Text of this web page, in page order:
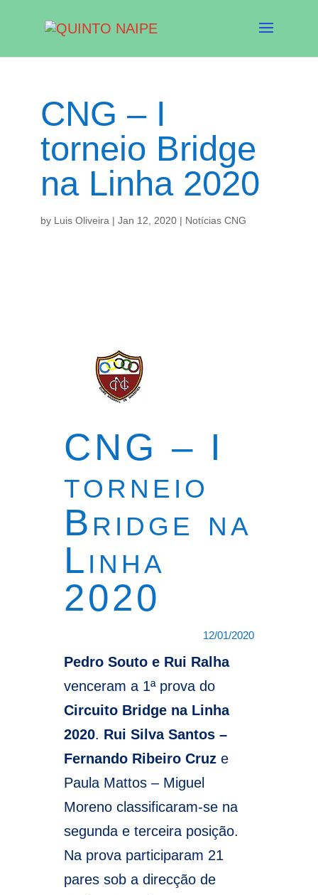
CNG – I
torneio Bridge
na Linha 2020
by Luis Oliveira | Jan 12, 2020| Notícias CNG
CNG – I
torneio
Bridge na
Linha
2020
12/01/2020
Pedro Souto e Rui Ralha
venceram a 1ª prova do
Circuito Bridge na Linha
2020. Rui Silva Santos –
Fernando Ribeiro Cruze
Paula Mattos – Miguel
Moreno classificaram-se na
segunda e terceira posição.
Na prova participaram 21
pares sob a direcção de